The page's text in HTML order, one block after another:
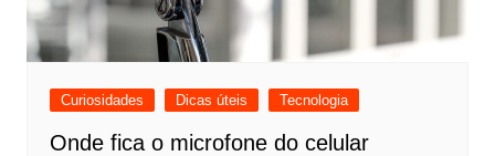
Curiosidades Dicas úteis Tecnologia
Onde fica o microfone do celular